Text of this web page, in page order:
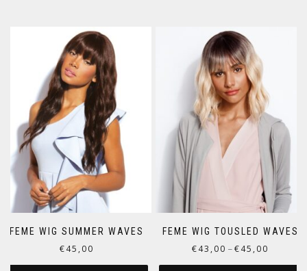
FEME WIG SUMMER WAVES
€45,00
FEME WIG TOUSLED WAVES
€43,00 – €45,00